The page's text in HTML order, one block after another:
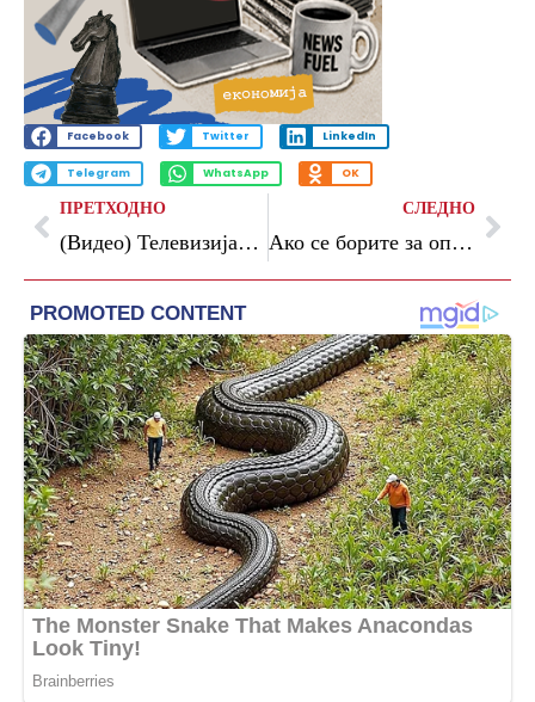
Facebook Twitter LinkedIn
Telegram WhatsApp OK
ПРЕТХОДНО
(Видео) Телевизијата на Реал пред финалето со Барселона „удри“ по судијата Бенгоечеа
СЛЕДНО
Ако се борите за опстанок во Примера не ви треба Дарвин Мачис